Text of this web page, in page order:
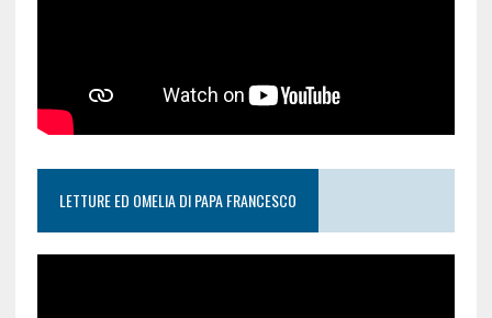
LETTURE ED OMELIA DI PAPA FRANCESCO